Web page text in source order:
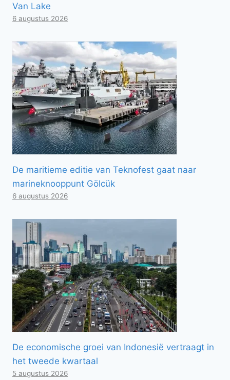
Van Lake
6 augustus 2026
De maritieme editie van Teknofest gaat naar
marineknooppunt Gölcük
6 augustus 2026
De economische groei van Indonesië vertraagt ​​in
het tweede kwartaal
5 augustus 2026